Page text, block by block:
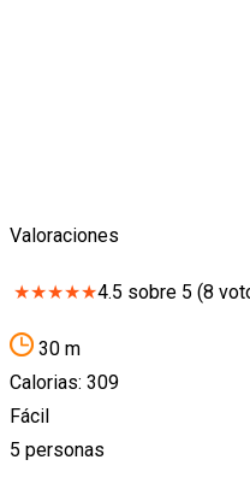
Valoraciones
★★★★★4.5 sobre 5 (8
30 m
Calorias: 309
Fácil
5 personas